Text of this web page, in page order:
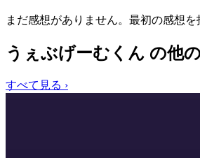
まだ感想がありません。最初の感想を
うぇぶげーむくん の他
すべて見る ›